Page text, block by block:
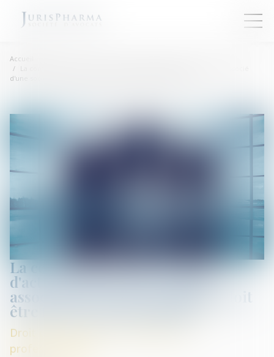
Accueil
La communication du nombre d'actions détenues par chaque associé
d'une société anonyme doit être faite avant l'assemblée
La communication du nombre
d'actions détenues par chaque
associé d'une société anonyme doit
être faite avant l'assemblée
Droit des sociétés commerciales et
professionnelles